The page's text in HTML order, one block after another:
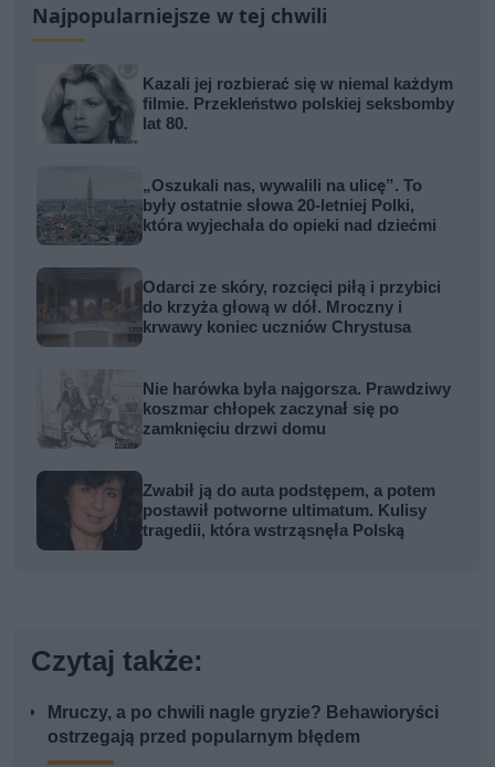
Najpopularniejsze w tej chwili
Kazali jej rozbierać się w niemal każdym
filmie. Przekleństwo polskiej seksbomby
lat 80.
„Oszukali nas, wywalili na ulicę”. To
były ostatnie słowa 20-letniej Polki,
która wyjechała do opieki nad dziećmi
Odarci ze skóry, rozcięci piłą i przybici
do krzyża głową w dół. Mroczny i
krwawy koniec uczniów Chrystusa
Nie harówka była najgorsza. Prawdziwy
koszmar chłopek zaczynał się po
zamknięciu drzwi domu
Zwabił ją do auta podstępem, a potem
postawił potworne ultimatum. Kulisy
tragedii, która wstrząsnęła Polską
Czytaj także:
Mruczy, a po chwili nagle gryzie? Behawioryści
ostrzegają przed popularnym błędem